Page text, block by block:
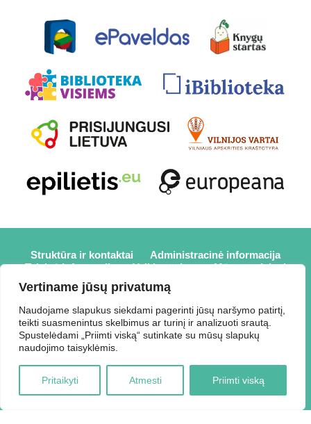
Vertiname jūsų privatumą
Naudojame slapukus siekdami pagerinti jūsų naršymo patirtį,
teikti suasmenintus skelbimus ar turinį ir analizuoti srautą.
Spustelėdami „Priimti viską“ sutinkate su mūsų slapukų
naudojimo taisyklėmis.
Pritaikyti Atmesti Priimti viską
Struktūra ir kontaktai
Administracinė informacija
Teisinė informacija
Veiklos sritys
Mūsų projektai
Karjera
Partneriai
Prisijungti
2026 © Elektrėnų savivaldybės viešoji biblioteka,
Savivaldybės biudžetinė įstaiga, Draugystės g. 2, LT-26110
Elektrėnai, tel.: +370 648 80 788, el.p.:
Duomenys kaupiami ir saugomi Juridinių asmenų registre,
kodas 188207697.